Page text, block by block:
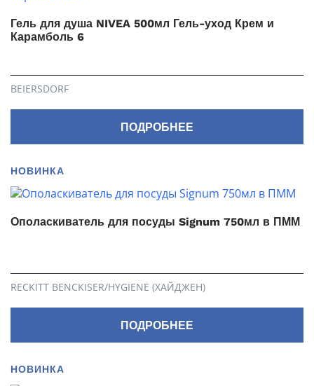
Гель для душа NIVEA 500мл Гель-уход Крем и
Карамболь 6
BEIERSDORF
ПОДРОБНЕЕ
НОВИНКА
Ополаскиватель для посуды Signum 750мл в ПММ
RECKITT BENCKISER/HYGIENE (ХАЙДЖЕН)
ПОДРОБНЕЕ
НОВИНКА